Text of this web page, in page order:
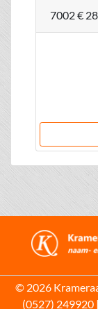
7002€
© 2026
(0527) 249920